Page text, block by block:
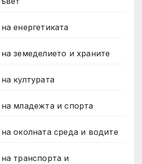
енергетиката
земеделието и храните
културата
младежта и спорта
околната среда и водите
транспорта и